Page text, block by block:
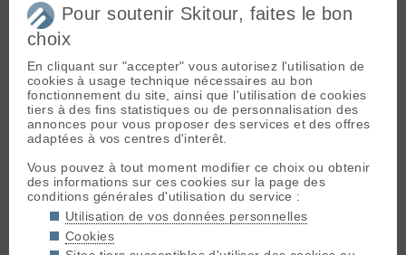
Nouveau sujet
Voir tous les sujets Chercher Archives
S
stef74[424posts] - Le 15/12/2008 20:33
Bonjour,
réponde à ces critères :
- Possibilité de monté en raquette moyennant 2/3h de marche
max (sur la base d'un300 250 m/h)
- Possibilité d'itinéraire à ski pas trop dure dans le coin (dans
Pour soutenir Skitour, faites le bon
choix
En cliquant sur "accepter" vous autorisez l'utilisation de
cookies à usage technique nécessaires au bon
fonctionnement du site, ainsi que l'utilisation de cookies
tiers à des fins statistiques ou de personnalisation des
annonces pour vous proposer des services et des offres
adaptées à vos centres d'interêt.
Vous pouvez à tout moment modifier ce choix ou obtenir
des informations sur ces cookies sur la page des
conditions générales d'utilisation du service :
Utilisation de vos données personnelles
Cookies